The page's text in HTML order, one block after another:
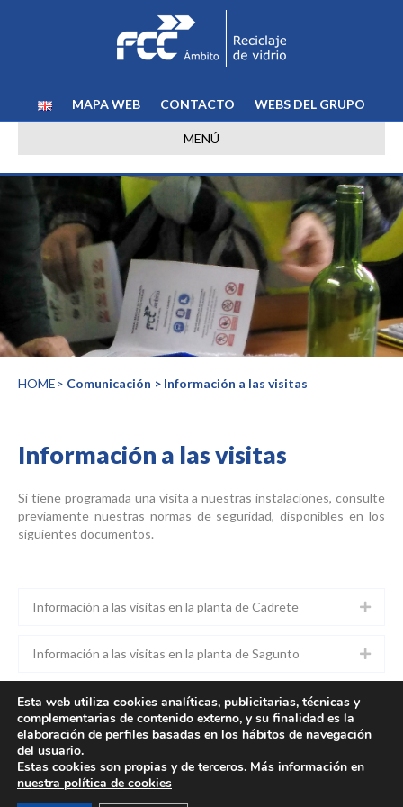
MAPA WEB CONTACTO WEBS DEL GRUPO
MENÚ
HOME> Comunicación > Información a las visitas
Información a las visitas
Si tiene programada una visita a nuestras instalaciones, consulte
previamente nuestras normas de seguridad, disponibles en los
siguientes documentos.
Información a las visitas en la planta de Cadrete
Información a las visitas en la planta de Sagunto
Información a las visitas en la planta de Muel
ACCESIBILIDAD INFORMACIÓN LEGAL / AVISO LEGAL
Esta web utiliza cookies analíticas, publicitarias, técnicas y
complementarias de contenido externo, y su finalidad es la
elaboración de perfiles basadas en los hábitos de navegación
del usuario.
Estas cookies son propias y de terceros. Más información en
nuestra política de cookies